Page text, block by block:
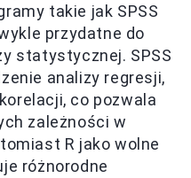
takie jak SPSS
przydatne do
statystycznej. SPSS
analizy regresji,
co pozwala
zależności w
R jako wolne
różnorodne